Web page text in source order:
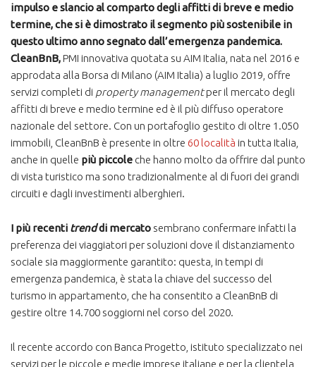
impulso e slancio al comparto degli affitti di breve e medio
termine, che si è dimostrato il segmento più sostenibile in
questo ultimo anno segnato dall’emergenza pandemica.
CleanBnB,PMI innovativa quotata su AIM Italia, nata nel 2016 e
approdata alla Borsa di Milano (AIM Italia) a luglio 2019, offre
servizi completi di property managementper il mercato degli
affitti di breve e medio termine ed è il più diffuso operatore
nazionale del settore. Con un portafoglio gestito di oltre 1.050
immobili, CleanBnB è presente in oltre 60 località in tutta Italia,
anche in quelle più piccole che hanno molto da offrire dal punto
di vista turistico ma sono tradizionalmente al di fuori dei grandi
circuiti e dagli investimenti alberghieri.
I più recenti trenddi mercato sembrano confermare infatti la
preferenza dei viaggiatori per soluzioni dove il distanziamento
sociale sia maggiormente garantito: questa, in tempi di
emergenza pandemica, è stata la chiave del successo del
turismo in appartamento, che ha consentito a CleanBnB di
gestire oltre 14.700 soggiorni nel corso del 2020.
Il recente accordo con Banca Progetto, istituto specializzato nei
servizi per le piccole e medie imprese italiane e per la clientela